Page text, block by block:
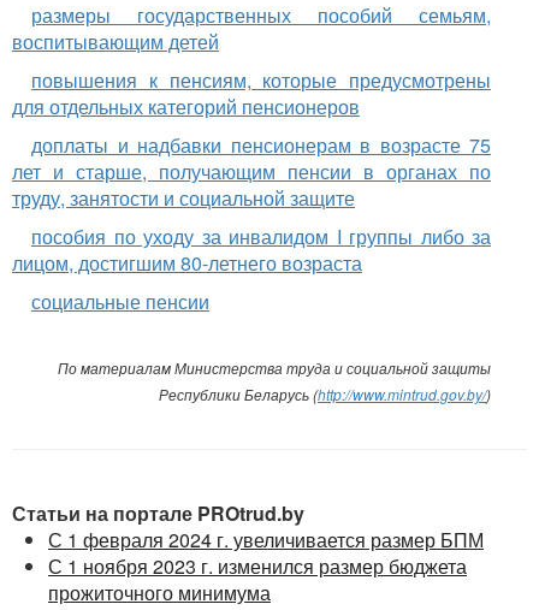
размеры государственных пособий семьям,
воспитывающим детей
повышения к пенсиям, которые предусмотрены
для отдельных категорий пенсионеров
доплаты и надбавки пенсионерам в возрасте 75
лет и старше, получающим пенсии в органах по
труду, занятости и социальной защите
пособия по уходу за инвалидом I группы либо за
лицом, достигшим 80-летнего возраста
социальные пенсии
По материалам Министерства труда и социальной защиты
Республики Беларусь (http://www.mintrud.gov.by/)
Статьи на портале PROtrud.by
С 1 февраля 2024 г. увеличивается размер БПМ
С 1 ноября 2023 г. изменился размер бюджета
прожиточного минимума